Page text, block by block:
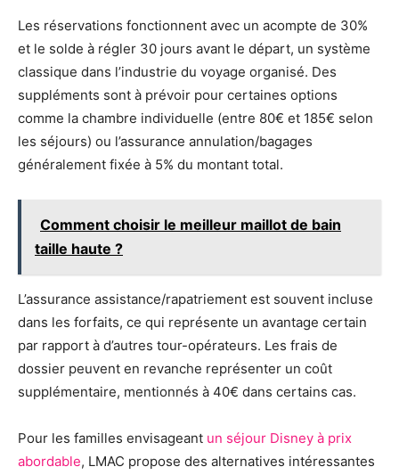
Les réservations fonctionnent avec un acompte de 30%
et le solde à régler 30 jours avant le départ, un système
classique dans l’industrie du voyage organisé. Des
suppléments sont à prévoir pour certaines options
comme la chambre individuelle (entre 80€ et 185€ selon
les séjours) ou l’assurance annulation/bagages
généralement fixée à 5% du montant total.
Comment choisir le meilleur maillot de bain
taille haute ?
L’assurance assistance/rapatriement est souvent incluse
dans les forfaits, ce qui représente un avantage certain
par rapport à d’autres tour-opérateurs. Les frais de
dossier peuvent en revanche représenter un coût
supplémentaire, mentionnés à 40€ dans certains cas.
Pour les familles envisageant un séjour Disney à prix
abordable, LMAC propose des alternatives intéressantes